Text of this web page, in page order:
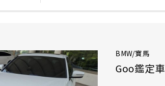
BMW/寶馬
Goo鑑定車